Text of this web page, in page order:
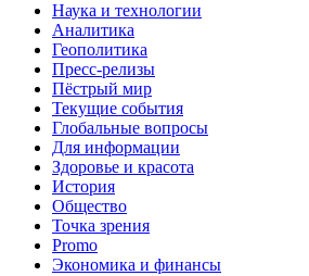
Наука и технологии
Аналитика
Геополитика
Пресс-релизы
Пёстрый мир
Текущие события
Глобальные вопросы
Для информации
Здоровье и красота
История
Общество
Точка зрения
Promo
Экономика и финансы